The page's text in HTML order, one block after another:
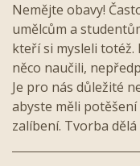
Nemějte obavy!
umělcům a
kteří si mysleli totéž.
něco naučili,
Je pro nás důležité
abyste měli
zalíbení. Tvorba